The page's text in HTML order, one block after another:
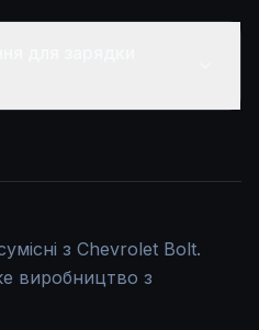
з Chevrolet Bolt.
виробництво з